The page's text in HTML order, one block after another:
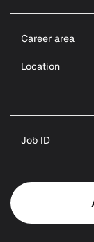
Career area
Location
Job ID